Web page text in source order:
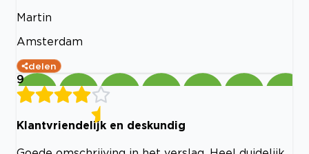
Martin
Amsterdam
delen
9
Klantvriendelijk en deskundig